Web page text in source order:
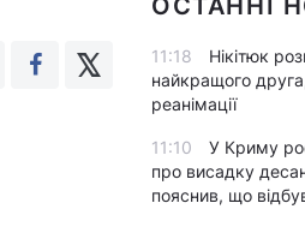
ОСТАННІ
11:18
Нікітюк
найкращого
реанімації
11:10
У Криму
про висадку
пояснив, що